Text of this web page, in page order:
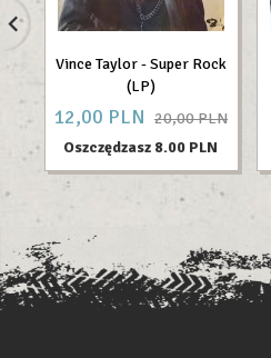
Vince Taylor - Super Rock
(LP)
12,00 PLN 20,00 PLN
Oszczędzasz 8.00 PLN